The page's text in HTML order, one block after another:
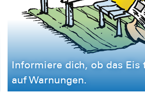
Informiere dich, ob das Eis
auf Warnungen.